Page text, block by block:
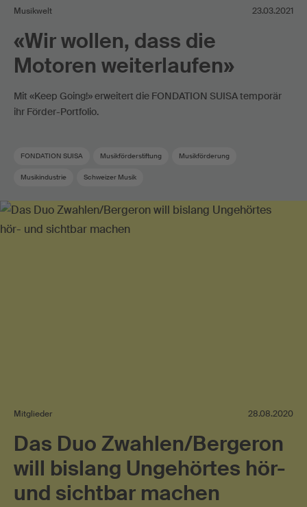
Musikwelt 23.03.2021
«Wir wollen, dass die
Motoren weiterlaufen»
Mit «Keep Going!» erweitert die FONDATION SUISA temporär
ihr Förder-Portfolio.
FONDATION SUISA Musikförderstiftung Musikförderung
Musikindustrie Schweizer Musik
Mitglieder 28.08.2020
Das Duo Zwahlen/Bergeron
will bislang Ungehörtes hör-
und sichtbar machen